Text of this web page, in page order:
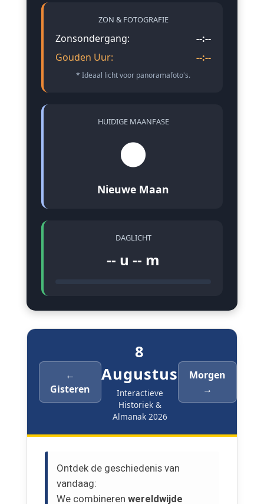
ZON & FOTOGRAFIE
Zonsondergang:
--:--
Gouden Uur:
--:--
* Ideaal licht voor panoramafoto's.
HUIDIGE MAANFASE
🌑
Nieuwe Maan
DAGLICHT
-- u -- m
←
Gisteren
8
Augustus
Interactieve
Historiek &
Almanak 2026
Morgen
→
Ontdek de geschiedenis van
vandaag:
We combineren wereldwijde